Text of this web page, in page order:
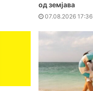
од земјава
07.08.2026 17:36